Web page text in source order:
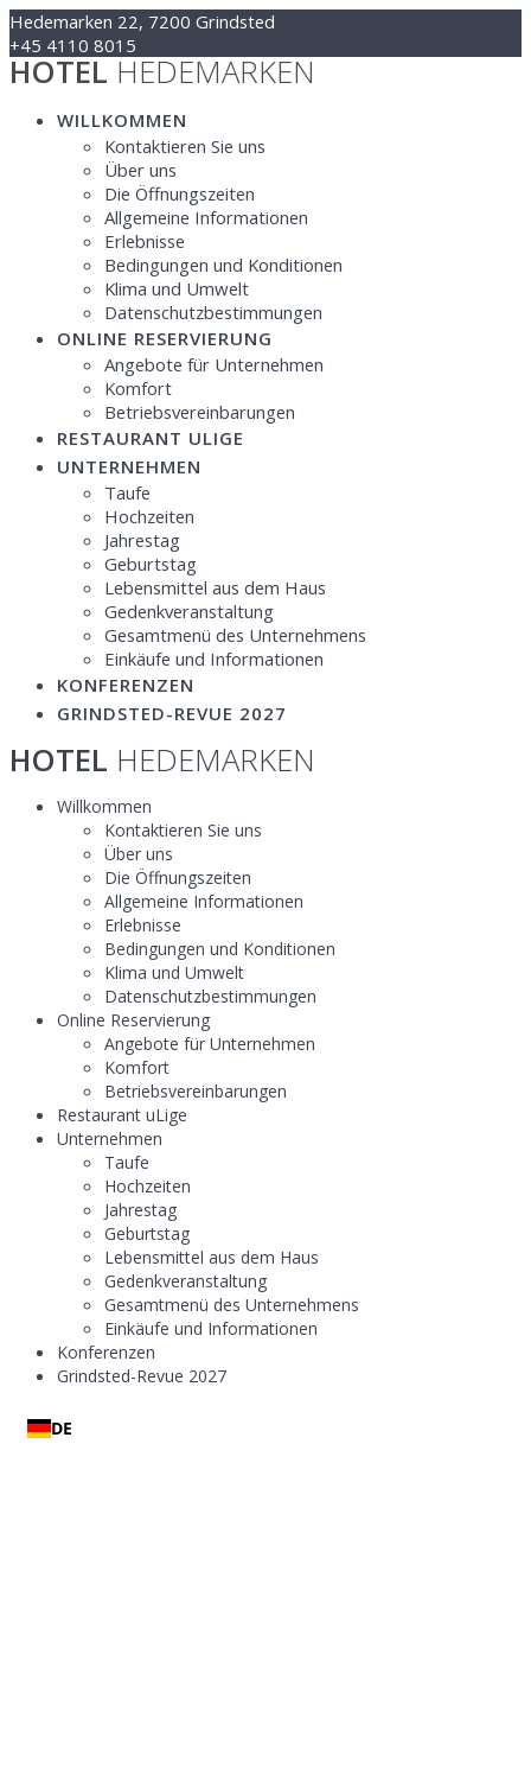
Zum
Inhalt
springen
Hedemarken 22, 7200 Grindsted
+45 4110 8015
Kontakt@hotelhedemarken.dk
HOTEL HEDEMARKEN
WILLKOMMEN
Kontaktieren Sie uns
Über uns
Die Öffnungszeiten
Allgemeine Informationen
Erlebnisse
Bedingungen und Konditionen
Klima und Umwelt
Datenschutzbestimmungen
ONLINE RESERVIERUNG
Angebote für Unternehmen
Komfort
Betriebsvereinbarungen
RESTAURANT ULIGE
UNTERNEHMEN
Taufe
Hochzeiten
Jahrestag
Geburtstag
Lebensmittel aus dem Haus
Gedenkveranstaltung
Gesamtmenü des Unternehmens
Einkäufe und Informationen
KONFERENZEN
GRINDSTED-REVUE 2027
HOTEL HEDEMARKEN
Willkommen
Kontaktieren Sie uns
Über uns
Die Öffnungszeiten
Allgemeine Informationen
Erlebnisse
Bedingungen und Konditionen
Klima und Umwelt
Datenschutzbestimmungen
Online Reservierung
Angebote für Unternehmen
Komfort
Betriebsvereinbarungen
Restaurant uLige
Unternehmen
Taufe
Hochzeiten
Jahrestag
Geburtstag
Lebensmittel aus dem Haus
Gedenkveranstaltung
Gesamtmenü des Unternehmens
Einkäufe und Informationen
Konferenzen
Grindsted-Revue 2027
DE